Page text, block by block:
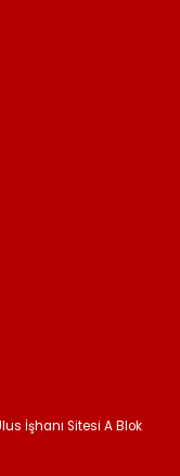
İşhanı Sitesi A Blok